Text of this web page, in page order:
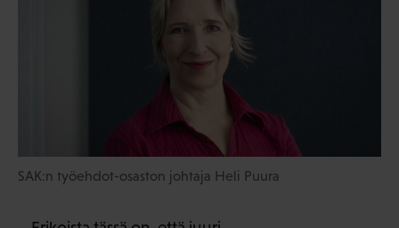
SAK:n työehdot-osaston johtaja Heli Puura